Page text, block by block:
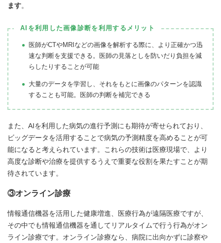
ます。
AIを利用した画像診断を利用するメリット
医師がCTやMRIなどの画像を解析する際に、より正確かつ迅
速な判断を支援できる。医師の見落としを防いだり負担を減
らしたりすることが可能
大量のデータを学習し、それをもとに画像のパターンを認識
することも可能。医師の判断を補完できる
また、AIを利用した病気の進行予測にも期待が寄せられており、
ビッグデータを活用することで病気の予測精度を高めることが可
能になると考えられています。これらの技術は医療現場で、より
高度な診断や治療を提供するうえで重要な役割を果たすことが期
待されています。
③オンライン診療
情報通信機器を活用した健康増進、医療行為が遠隔医療ですが、
その中でも情報通信機器を通してリアルタイムで行う行為がオン
ライン診療です。オンライン診療なら、病院に出向かずに診察や